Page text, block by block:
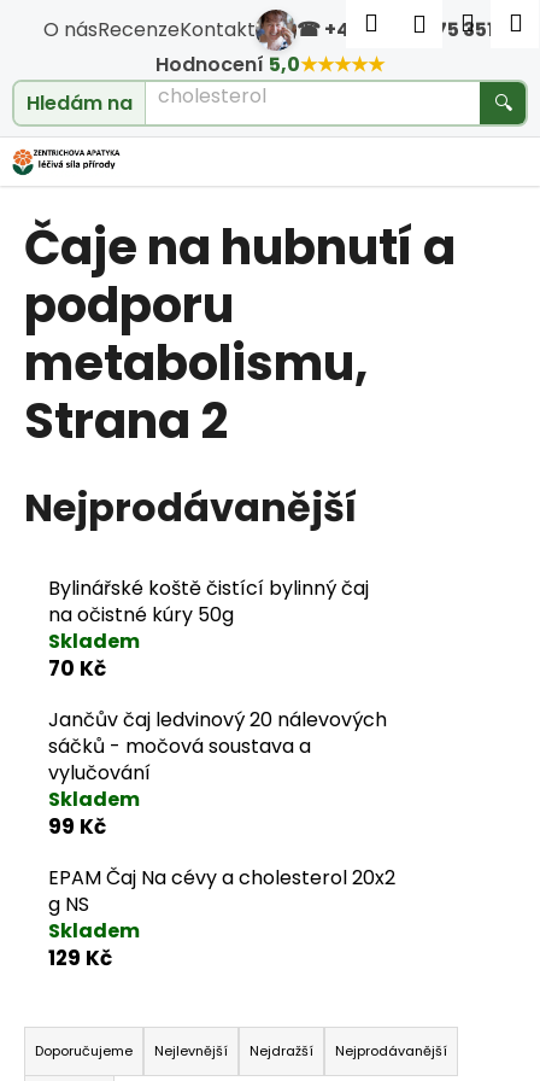
O násRecenzeKontakt ☎ +420 604 475 351
Hodnocení 5,0★★★★★
Hledám na
cholesterol 🔍
Hledat
Čaje na hubnutí a
podporu
metabolismu,
Strana 2
Nejprodávanější
Bylinářské koště čistící bylinný čaj
na očistné kúry 50g
Skladem
70 Kč
Jančův čaj ledvinový 20 nálevových
sáčků - močová soustava a
vylučování
Skladem
99 Kč
EPAM Čaj Na cévy a cholesterol 20x2
g NS
Skladem
129 Kč
Řazení produktů
Doporučujeme Nejlevnější Nejdražší Nejprodávanější
Košík
C
o
p
o
t
ř
e
b
n
a
?